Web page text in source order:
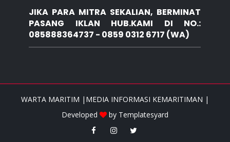
JIKA PARA MITRA SEKALIAN, BERMINAT
PASANG IKLAN HUB.KAMI DI NO.:
085888364737 - 0859 0312 6717 (WA)
WARTA MARITIM |MEDIA INFORMASI KEMARITIMAN |
Developed
by Templatesyard